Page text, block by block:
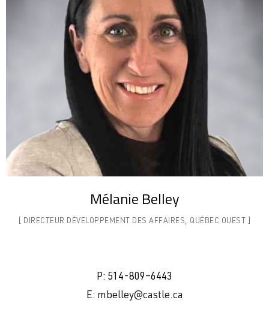
Mélanie Belley
[ DIRECTEUR DÉVELOPPEMENT DES AFFAIRES, QUÉBEC OUEST ]
P: 514-809–6443
E: mbelley@castle.ca